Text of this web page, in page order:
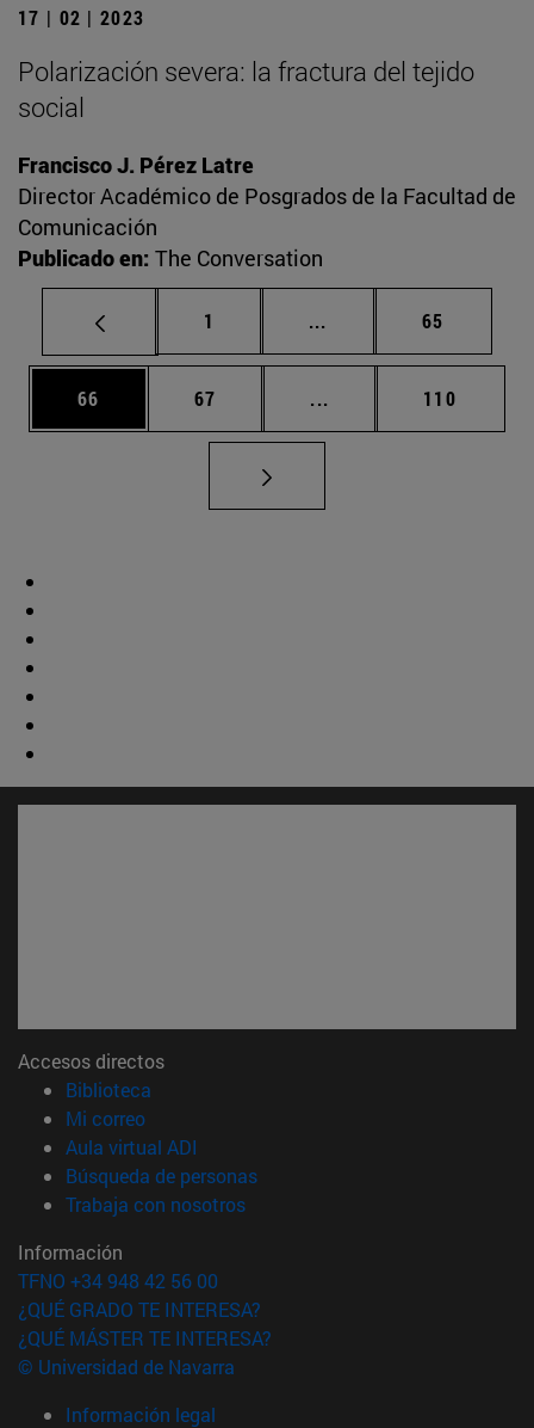
17 | 02 | 2023
Polarización severa: la fractura del tejido
social
Francisco J. Pérez Latre
Director Académico de Posgrados de la Facultad de
Comunicación
Publicado en: The Conversation
Página
1 ... Páginas intermedias
Página
65
Página
66 Página
67 ... Páginas intermedias
Página
110
Accesos directos
Biblioteca
Mi correo(abre en nueva ventana)
Aula virtual ADI
Búsqueda de personas(abre en nueva ventana)
Trabaja con nosotros(abre en nueva ventana)
Información
TFNO +34 948 42 56 00
¿QUÉ GRADO TE INTERESA?
¿QUÉ MÁSTER TE INTERESA?
© Universidad de Navarra
Información legal